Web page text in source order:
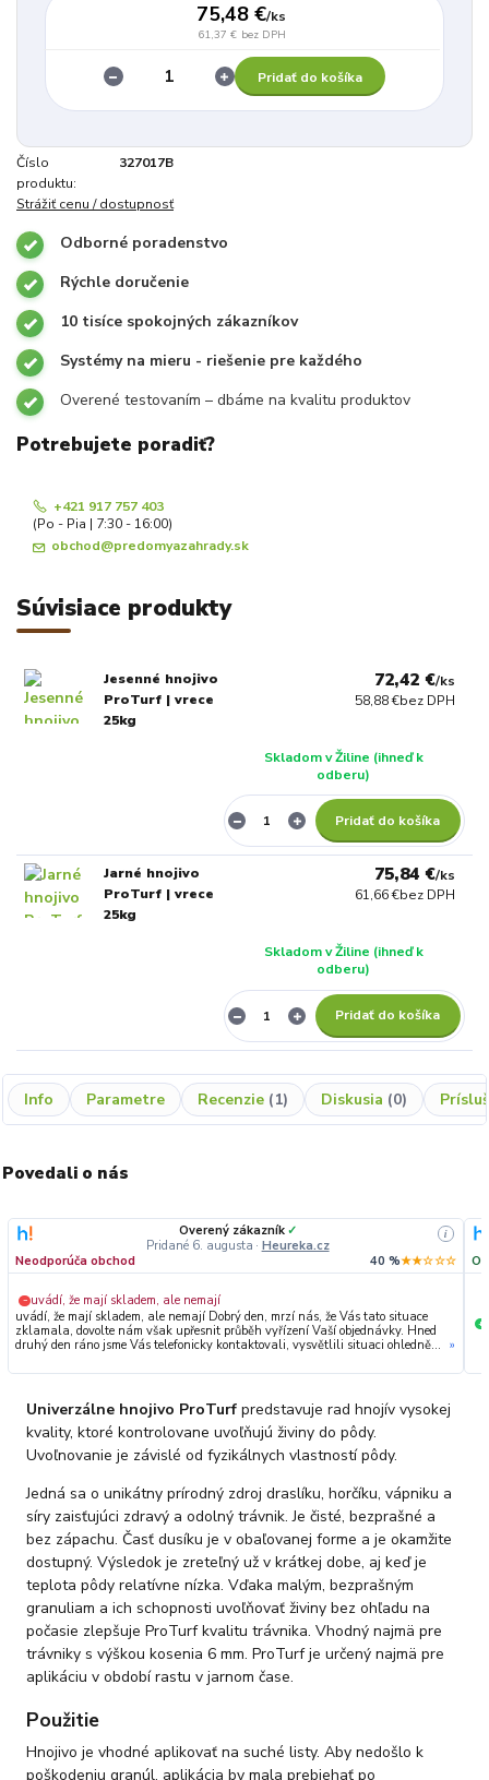
75,48 €/ks
61,37 € bez DPH
Pridať do košíka
Číslo
produktu:
327017B
Strážiť cenu / dostupnosť
Odborné poradenstvo
Rýchle doručenie
10 tisíce spokojných zákazníkov
Systémy na mieru - riešenie pre každého
Overené testovaním – dbáme na kvalitu produktov
Potrebujete poradiť?
+421 917 757 403
(Po - Pia | 7:30 - 16:00)
obchod@predomyazahrady.sk
Súvisiace produkty
Jesenné hnojivo
ProTurf | vrece
25kg
72,42 €/ks
58,88 €bez DPH
Skladom v Žiline (ihneď k
odberu)
Pridať do košíka
Jarné hnojivo
ProTurf | vrece
25kg
75,84 €/ks
61,66 €bez DPH
Skladom v Žiline (ihneď k
odberu)
Pridať do košíka
Info Parametre Recenzie 1 Diskusia 0
Povedali o nás
Overený zákazník ✓
Pridané 6. augusta · Heureka.cz
i
Neodporúča obchod 40 %★★☆☆☆
− uvádí, že mají skladem, ale nemají
uvádí, že mají skladem, ale nemají Dobrý den, mrzí nás, že Vás tato situace
zklamala, dovolte nám však upřesnit průběh vyřízení Vaší objednávky. Hned
druhý den ráno jsme Vás telefonicky kontaktovali, vysvětlili situaci ohledně
dodavatele. Jelikož zboží nebylo k dispozici ani u něj, museli jsme objednávku
Zakládáme si na férovém a rychlém jednání. O to více nás mrzí, že i přes naši
okamžitou reakci, osobní telefonát a maximální snahu náš obchod
nedoporučujete. Věříme, že nám v budoucnu dáte příležitost přesvědčit Vás o
»
+
Univerzálne hnojivo ProTurfpredstavuje rad hnojív vysokej
kvality, ktoré kontrolovane uvoľňujú živiny do pôdy.
Uvoľnovanie je závislé od fyzikálnych vlastností pôdy.
Jedná sa o unikátny prírodný zdroj draslíku, horčíku, vápniku a
síry zaisťujúci zdravý a odolný trávnik. Je čisté, bezprašné a
bez zápachu. Časť dusíku je v obaľovanej forme a je okamžite
dostupný. Výsledok je zreteľný už v krátkej dobe, aj keď je
teplota pôdy relatívne nízka. Vďaka malým, bezprašným
granuliam a ich schopnosti uvoľňovať živiny bez ohľadu na
počasie zlepšuje ProTurf kvalitu trávnika. Vhodný najmä pre
trávniky s výškou kosenia 6 mm. ProTurf je určený najmä pre
aplikáciu v období rastu v jarnom čase.
Použitie
Hnojivo je vhodné aplikovať na suché listy. Aby nedošlo k
poškodeniu granúl, aplikácia by mala prebiehať po